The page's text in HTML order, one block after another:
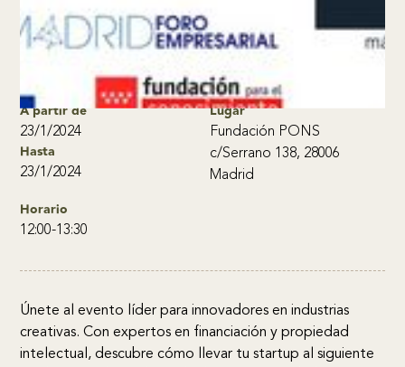
Industrias Creativas
A partir de
23/1/2024
Hasta
23/1/2024
Lugar
Fundación PONS
c/Serrano 138, 28006
Madrid
Horario
12:00-13:30
Únete al evento líder para innovadores en industrias
creativas. Con expertos en financiación y propiedad
intelectual, descubre cómo llevar tu startup al siguiente